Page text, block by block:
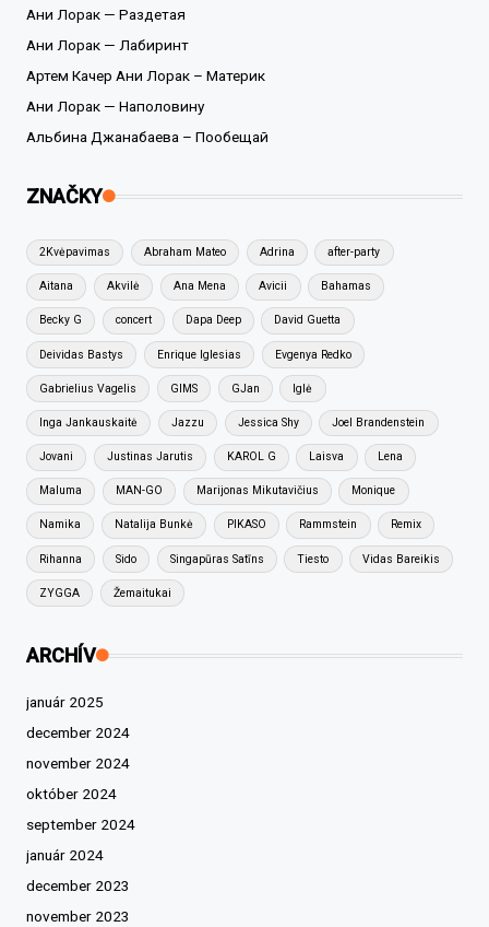
Ани Лорак — Раздетая
Ани Лорак — Лабиринт
Артем Качер Ани Лорак – Материк
Ани Лорак — Наполовину
Альбина Джанабаева – Пообещай
ZNAČKY
2Kvėpavimas Abraham Mateo Adrina after-party
Aitana Akvilė Ana Mena Avicii Bahamas
Becky G concert Dapa Deep David Guetta
Deividas Bastys Enrique Iglesias Evgenya Redko
Gabrielius Vagelis GIMS GJan Iglė
Inga Jankauskaitė Jazzu Jessica Shy Joel Brandenstein
Jovani Justinas Jarutis KAROL G Laisva Lena
Maluma MAN-GO Marijonas Mikutavičius Monique
Namika Natalija Bunkė PIKASO Rammstein Remix
Rihanna Sido Singapūras Satīns Tiesto Vidas Bareikis
ZYGGA Žemaitukai
ARCHÍV
január 2025
december 2024
november 2024
október 2024
september 2024
január 2024
december 2023
november 2023